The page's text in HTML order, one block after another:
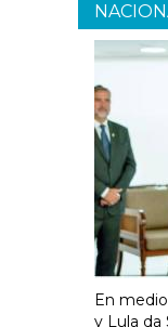
En
y Lula da